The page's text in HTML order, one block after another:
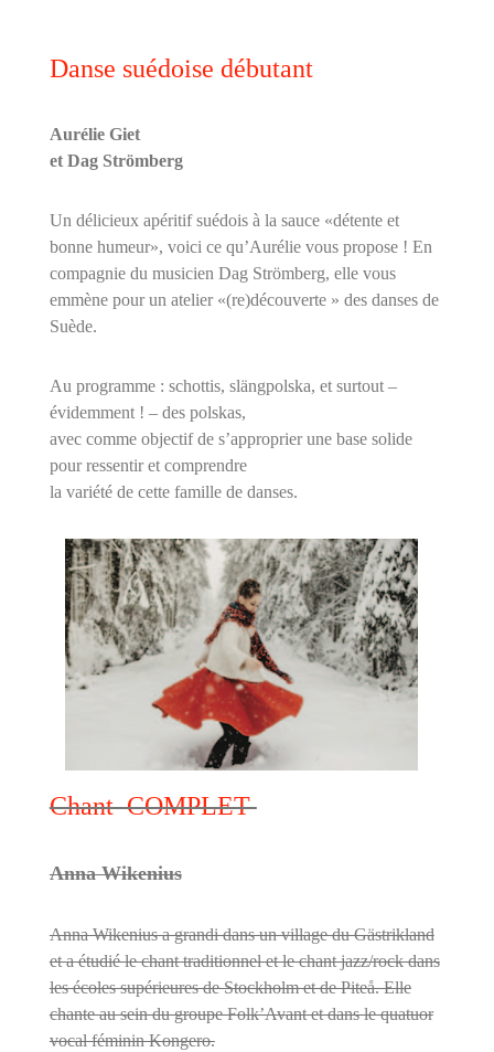
Danse suédoise débutant
Aurélie Giet
et Dag Strömberg
Un délicieux apéritif suédois à la sauce «détente et
bonne humeur», voici ce qu’Aurélie vous propose ! En
compagnie du musicien Dag Strömberg, elle vous
emmène pour un atelier «(re)découverte » des danses de
Suède.
Au programme : schottis, slängpolska, et surtout –
évidemment ! – des polskas,
avec comme objectif de s’approprier une base solide
pour ressentir et comprendre
la variété de cette famille de danses.
Chant COMPLET
Anna Wikenius
Anna Wikenius a grandi dans un village du Gästrikland
et a étudié le chant traditionnel et le chant jazz/rock dans
les écoles supérieures de Stockholm et de Piteå. Elle
chante au sein du groupe Folk’Avant et dans le quatuor
vocal féminin Kongero.